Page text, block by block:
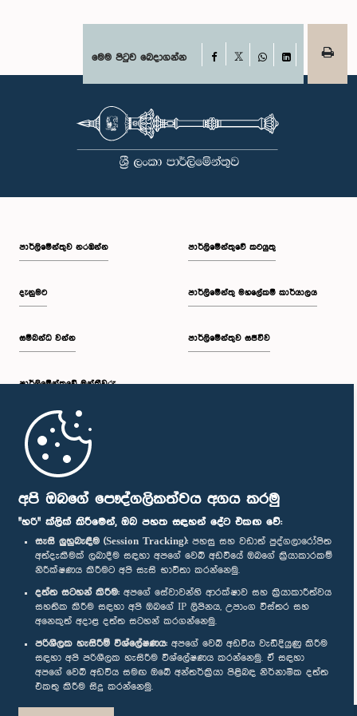
අපි ඔබගේ පෞද්ගලිකත්වය අගය කරමු
"හරි" ක්ලික් කිරීමෙන්, ඔබ පහත සඳහන් දේට එකඟ වේ:
සැසි ලුහුබැඳීම (Session Tracking): පහසු සහ වඩාත් පුද්ගලාරෝපිත
අත්දැකීමක් ලබාදීම සඳහා අපගේ වෙබ් අඩවියේ ඔබගේ ක්‍රියාකාරකම්
නිරීක්ෂණය කිරීමට අපි සැසි භාවිතා කරන්නෙමු.
දත්ත සටහන් කිරීම: අපගේ සේවාවන්හි ආරක්ෂාව සහ ක්‍රියාකාරීත්වය
සහතික කිරීම සඳහා අපි ඔබගේ IP ලිපිනය, උපාංග විස්තර සහ
අනෙකුත් අදාළ දත්ත සටහන් කරගන්නෙමු.
පරිශීලක හැසිරීම් විශ්ලේෂණය: අපගේ වෙබ් අඩවිය වැඩිදියුණු කිරීම
සඳහා අපි පරිශීලක හැසිරීම විශ්ලේෂණය කරන්නෙමු. ඒ සඳහා
අපගේ වෙබ් අඩවිය සමඟ ඔබේ අන්තර්ක්‍රියා පිළිබඳ නිර්නාමික දත්ත
එකතු කිරීම සිදු කරන්නෙමු.
මෙම පිටුව බෙදාගන්න Facebook
WhatsAppLinkedIn
පාර්ලි‌මේන්තුව නරඹන්න
දැනුමට
සම්බන්ධ වන්න
පාර්ලි‌මේන්තුවේ මන්ත්‍රීවරු
මුල් පිටුව
පාර්ලිමේන්තුවේ කටයුතු
පාර්ලිමේන්තු මහලේකම් කාර්යාලය
පාර්ලිමේන්තුව සජීවීව
පාර්ලිමේන්තු ජංගම යෙදුම
අප හා සම්බන්ධ වී සිටින්න :
සම්මාන
පෞද්ගලිකත්ව ප්‍රතිපත්තිය